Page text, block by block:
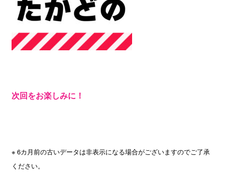
次回をお楽しみに！
※ 6カ月前の古いデータは非表示になる場合がございますのでご了承
ください。